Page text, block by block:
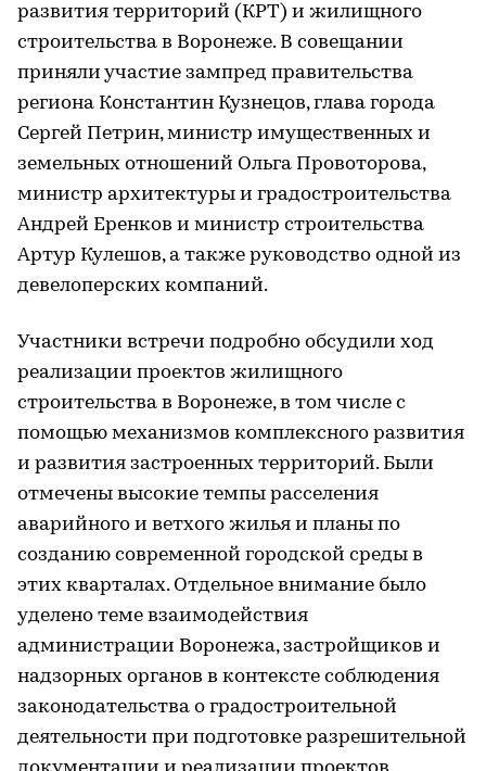
развития территорий (КРТ) и жилищного
строительства в Воронеже. В совещании
приняли участие зампред правительства
региона Константин Кузнецов, глава города
Сергей Петрин, министр имущественных и
земельных отношений Ольга Провоторова,
министр архитектуры и градостроительства
Андрей Еренков и министр строительства
Артур Кулешов, а также руководство одной из
девелоперских компаний.
Участники встречи подробно обсудили ход
реализации проектов жилищного
строительства в Воронеже, в том числе с
помощью механизмов комплексного развития
и развития застроенных территорий. Были
отмечены высокие темпы расселения
аварийного и ветхого жилья и планы по
созданию современной городской среды в
этих кварталах. Отдельное внимание было
уделено теме взаимодействия
администрации Воронежа, застройщиков и
надзорных органов в контексте соблюдения
законодательства о градостроительной
деятельности при подготовке разрешительной